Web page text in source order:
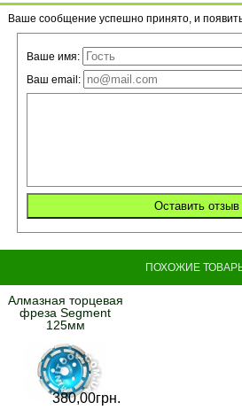
Ваше сообщение успешно принято, и
Ваше имя:
Ваш email:
ПОХОЖИЕ
Алмазная торцевая
фреза Segment
125мм
380,00грн.